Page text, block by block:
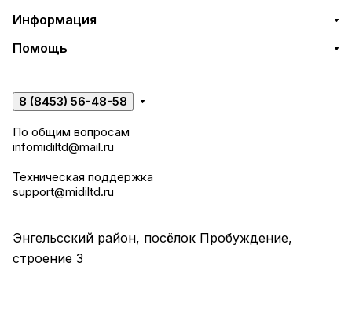
Информация
Помощь
8 (8453) 56-48-58
По общим вопросам
infomidiltd@mail.ru
Техническая поддержка
support@midiltd.ru
Энгельсский район, посёлок Пробуждение,
строение 3